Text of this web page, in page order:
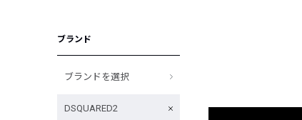
ブランド
ブランドを選択
DSQUARED2